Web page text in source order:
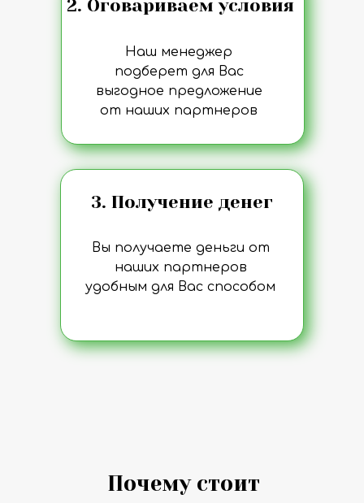
2. Оговариваем условия
Наш менеджер
подберет для Вас
выгодное предложение
от наших партнеров
3. Получение денег
Вы получаете деньги от
наших партнеров
удобным для Вас способом
Почему стоит